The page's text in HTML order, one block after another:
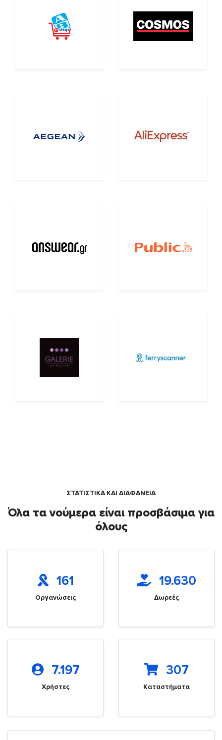
ΣΤΑΤΙΣΤΙΚΑ ΚΑΙ ΔΙΑΦΑΝΕΙΑ
Όλα τα νούμερα είναι προσβάσιμα για
όλους
161
Οργανώσεις
19.630
Δωρεές
7.197
Χρήστες
307
Καταστήματα